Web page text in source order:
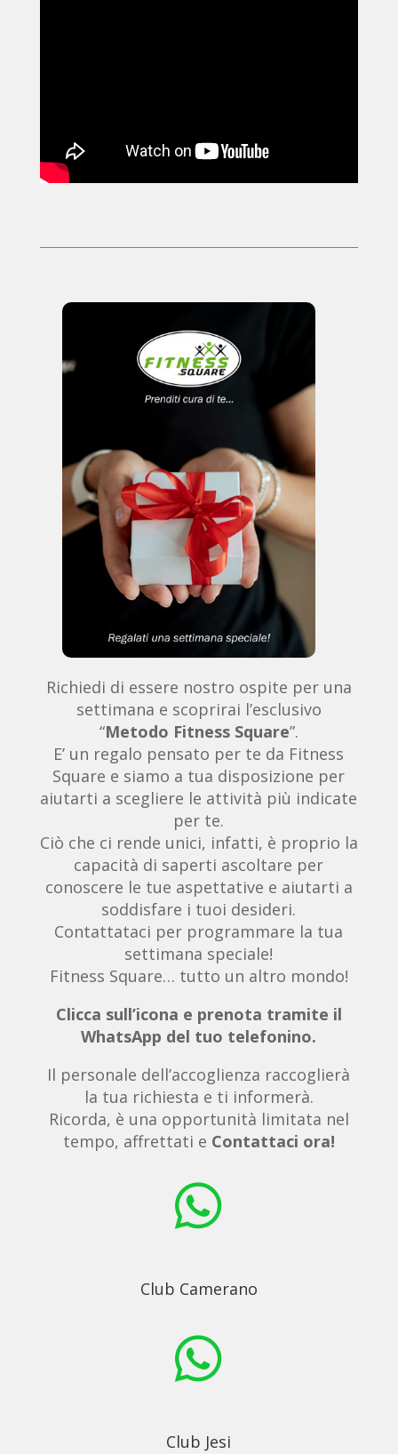
Richiedi di essere nostro ospite per una
settimana e scoprirai l’esclusivo
“Metodo Fitness Square”.
E’ un regalo pensato per te da Fitness
Square e siamo a tua disposizione per
aiutarti a scegliere le attività più indicate
per te.
Ciò che ci rende unici, infatti, è proprio la
capacità di saperti ascoltare per
conoscere le tue aspettative e aiutarti a
soddisfare i tuoi desideri.
Contattataci per programmare la tua
settimana speciale!
Fitness Square… tutto un altro mondo!
Clicca sull’icona e prenota tramite il
WhatsApp del tuo telefonino.
Il personale dell’accoglienza raccoglierà
la tua richiesta e ti informerà.
Ricorda, è una opportunità limitata nel
tempo, affrettati e Contattaci ora!

Club Camerano

Club Jesi